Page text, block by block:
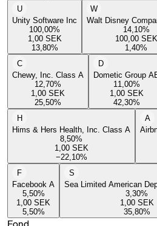
U
Unity Software Inc
100,00%
1,00 SEK
13,80%
W
Walt Disney
14,10%
100,00 SEK
1,40%
C
Chewy, Inc. Class A
12,70%
1,00 SEK
25,50%
D
Dometic Group
11,00%
1,00 SEK
42,30%
H
Hims & Hers Health, Inc. Class A
8,50%
1,00 SEK
−22,10%
A
F
Facebook A
5,50%
1,00 SEK
5,50%
S
Sea Limited American
3,30%
1,00 SEK
35,80%